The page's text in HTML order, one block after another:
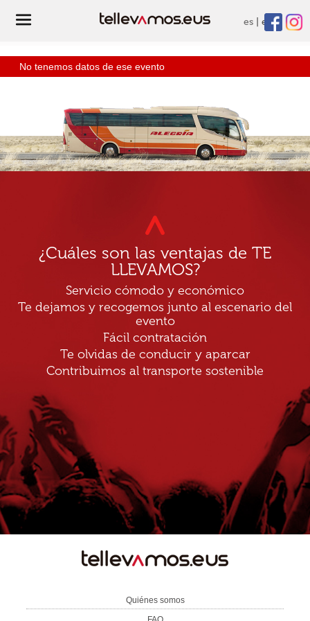
es eu
No tenemos datos de ese evento
¿Cuáles son las ventajas de TE
LLEVAMOS?
Servicio cómodo y económico
Te dejamos y recogemos junto al escenario del
evento
Fácil contratación
Te olvidas de conducir y aparcar
Contribuimos al transporte sostenible
Quiénes somos